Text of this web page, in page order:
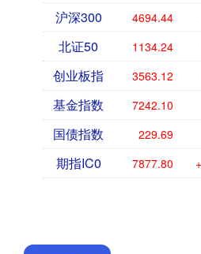
沪深300 4694.44
北证50 1134.24
创业板指 3563.12
基金指数 7242.10
国债指数 229.69
期指IC0 7877.80